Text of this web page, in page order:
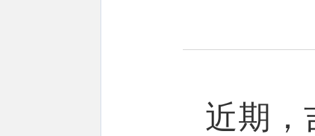
近期，